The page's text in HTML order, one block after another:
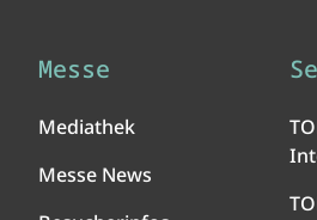
Messe
Mediathek
Messe News